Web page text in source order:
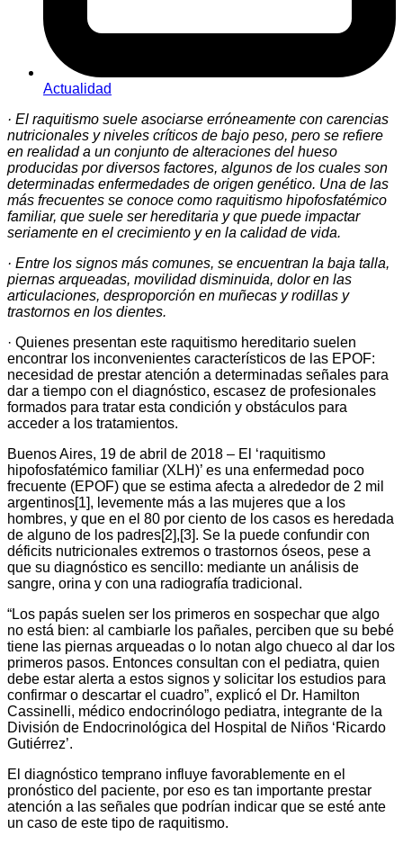
Actualidad
· El raquitismo suele asociarse erróneamente con carencias
nutricionales y niveles críticos de bajo peso, pero se refiere
en realidad a un conjunto de alteraciones del hueso
producidas por diversos factores, algunos de los cuales son
determinadas enfermedades de origen genético. Una de las
más frecuentes se conoce como raquitismo hipofosfatémico
familiar, que suele ser hereditaria y que puede impactar
seriamente en el crecimiento y en la calidad de vida.
· Entre los signos más comunes, se encuentran la baja talla,
piernas arqueadas, movilidad disminuida, dolor en las
articulaciones, desproporción en muñecas y rodillas y
trastornos en los dientes.
· Quienes presentan este raquitismo hereditario suelen
encontrar los inconvenientes característicos de las EPOF:
necesidad de prestar atención a determinadas señales para
dar a tiempo con el diagnóstico, escasez de profesionales
formados para tratar esta condición y obstáculos para
acceder a los tratamientos.
Buenos Aires, 19 de abril de 2018 – El ‘raquitismo
hipofosfatémico familiar (XLH)’ es una enfermedad poco
frecuente (EPOF) que se estima afecta a alrededor de 2 mil
argentinos[1], levemente más a las mujeres que a los
hombres, y que en el 80 por ciento de los casos es heredada
de alguno de los padres[2],[3]. Se la puede confundir con
déficits nutricionales extremos o trastornos óseos, pese a
que su diagnóstico es sencillo: mediante un análisis de
sangre, orina y con una radiografía tradicional.
“Los papás suelen ser los primeros en sospechar que algo
no está bien: al cambiarle los pañales, perciben que su bebé
tiene las piernas arqueadas o lo notan algo chueco al dar los
primeros pasos. Entonces consultan con el pediatra, quien
debe estar alerta a estos signos y solicitar los estudios para
confirmar o descartar el cuadro”, explicó el Dr. Hamilton
Cassinelli, médico endocrinólogo pediatra, integrante de la
División de Endocrinológica del Hospital de Niños ‘Ricardo
Gutiérrez’.
El diagnóstico temprano influye favorablemente en el
pronóstico del paciente, por eso es tan importante prestar
atención a las señales que podrían indicar que se esté ante
un caso de este tipo de raquitismo.